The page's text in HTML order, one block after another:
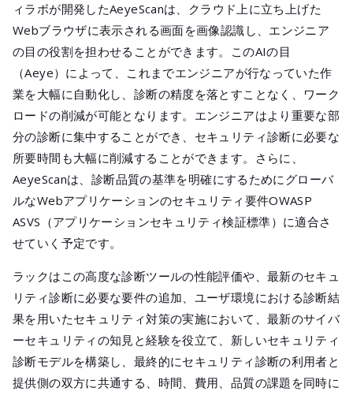
ィラボが開発したAeyeScanは、クラウド上に立ち上げた
Webブラウザに表示される画面を画像認識し、エンジニア
の目の役割を担わせることができます。このAIの目
（Aeye）によって、これまでエンジニアが行なっていた作
業を大幅に自動化し、診断の精度を落とすことなく、ワーク
ロードの削減が可能となります。エンジニアはより重要な部
分の診断に集中することができ、セキュリティ診断に必要な
所要時間も大幅に削減することができます。さらに、
AeyeScanは、診断品質の基準を明確にするためにグローバ
ルなWebアプリケーションのセキュリティ要件OWASP
ASVS（アプリケーションセキュリティ検証標準）に適合さ
せていく予定です。
ラックはこの高度な診断ツールの性能評価や、最新のセキュ
リティ診断に必要な要件の追加、ユーザ環境における診断結
果を用いたセキュリティ対策の実施において、最新のサイバ
ーセキュリティの知見と経験を役立て、新しいセキュリティ
診断モデルを構築し、最終的にセキュリティ診断の利用者と
提供側の双方に共通する、時間、費用、品質の課題を同時に